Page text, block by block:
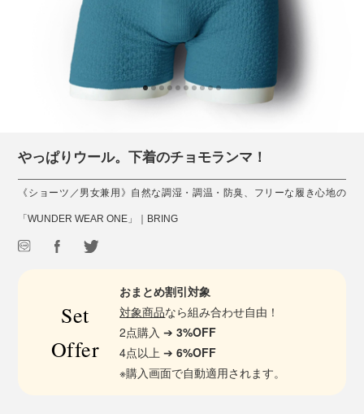
やっぱりウール。下着のチョモランマ！
《ショーツ／男女兼用》自然な調湿・調温・防臭、フリーな履き心地の
「WUNDER WEAR ONE」｜BRING
Set
Offer
おまとめ割引対象
対象商品なら組み合わせ自由！
2点購入 ➔3%OFF
4点以上 ➔6%OFF
※購入画面で自動適用されます。